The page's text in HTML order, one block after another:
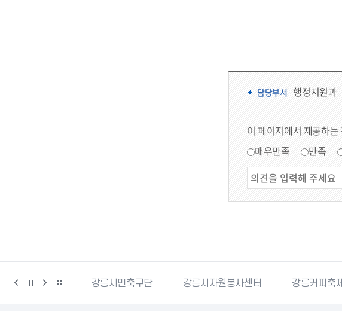
담당부서 행정지원과
이 페이지에서 제공하
매우만족
만족
재난안전포털 강릉시민축구단 강릉시자원봉사센터 강릉커피축제